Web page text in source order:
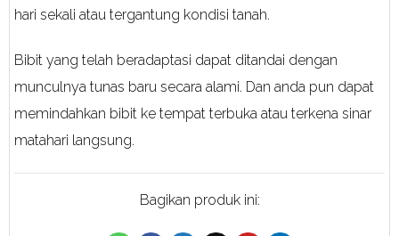
hari sekali atau tergantung kondisi tanah.
Bibit yang telah beradaptasi dapat ditandai dengan
munculnya tunas baru secara alami. Dan anda pun dapat
memindahkan bibit ke tempat terbuka atau terkena sinar
matahari langsung.
Bagikan produk ini: